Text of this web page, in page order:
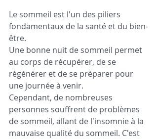
Le sommeil est l'un des piliers
fondamentaux de la santé et du bien-
être.
Une bonne nuit de sommeil permet
au corps de récupérer, de se
régénérer et de se préparer pour
une journée à venir.
Cependant, de nombreuses
personnes souffrent de problèmes
de sommeil, allant de l'insomnie à la
mauvaise qualité du sommeil. C'est